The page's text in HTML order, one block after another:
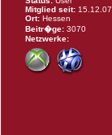
Mitglied seit: 15.12.07
Ort: Hessen
Beitr�ge: 3070
Netzwerke: